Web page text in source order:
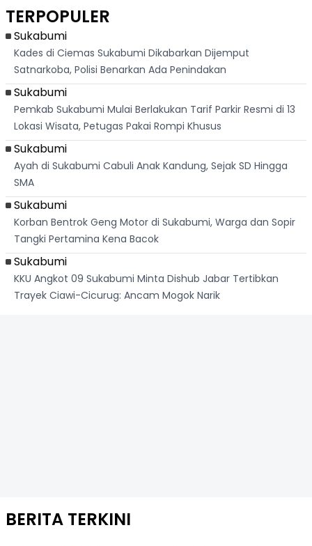
Dari
Palabuhanratu
TERPOPULER
Sukabumi
Kades di Ciemas Sukabumi Dikabarkan Dijemput
Satnarkoba, Polisi Benarkan Ada Penindakan
Sukabumi
Pemkab Sukabumi Mulai Berlakukan Tarif Parkir Resmi di 13
Lokasi Wisata, Petugas Pakai Rompi Khusus
Sukabumi
Ayah di Sukabumi Cabuli Anak Kandung, Sejak SD Hingga
SMA
Sukabumi
Korban Bentrok Geng Motor di Sukabumi, Warga dan Sopir
Tangki Pertamina Kena Bacok
Sukabumi
KKU Angkot 09 Sukabumi Minta Dishub Jabar Tertibkan
Trayek Ciawi-Cicurug: Ancam Mogok Narik
BERITA TERKINI